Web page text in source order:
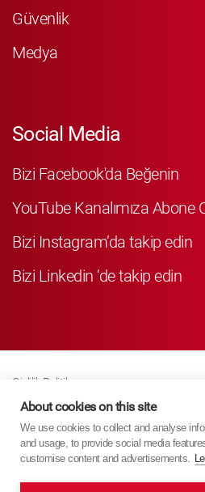
Güvenlik
Medya
Social Media
Bizi Facebook'da Beğenin
YouTube Kanalımıza Abone
Bizi Instagram’da takip edin
Bizi Linkedin ‘de takip edin
Gizlilik Politikası
Business Partner Privacy
Çerez Poli̇ti̇kasi
Modern Slavery Act Policy
About cookies on this site
We use cookies to collect and analyse
and usage, to provide social media
customise content and advertisements.